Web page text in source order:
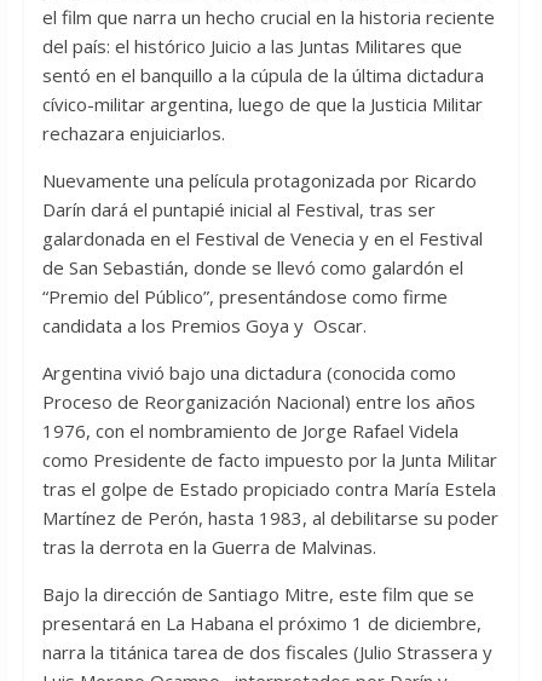
el film que narra un hecho crucial en la historia reciente
del país: el histórico Juicio a las Juntas Militares que
sentó en el banquillo a la cúpula de la última dictadura
cívico-militar argentina, luego de que la Justicia Militar
rechazara enjuiciarlos.
Nuevamente una película protagonizada por Ricardo
Darín dará el puntapié inicial al Festival, tras ser
galardonada en el Festival de Venecia y en el Festival
de San Sebastián, donde se llevó como galardón el
“Premio del Público”, presentándose como firme
candidata a los Premios Goya y Oscar.
Argentina vivió bajo una dictadura (conocida como
Proceso de Reorganización Nacional) entre los años
1976, con el nombramiento de Jorge Rafael Videla
como Presidente de facto impuesto por la Junta Militar
tras el golpe de Estado propiciado contra María Estela
Martínez de Perón, hasta 1983, al debilitarse su poder
tras la derrota en la Guerra de Malvinas.
Bajo la dirección de Santiago Mitre, este film que se
presentará en La Habana el próximo 1 de diciembre,
narra la titánica tarea de dos fiscales (Julio Strassera y